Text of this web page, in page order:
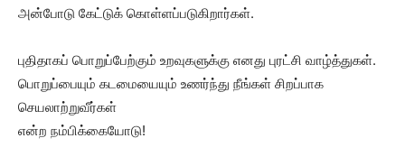
அன்போடு கேட்டுக் கொள்ளப்படுகிறார்கள்.
புதிதாகப் பொறுப்பேற்கும் உறவுகளுக்கு எனது புரட்சி வாழ்த்துகள்.
பொறுப்பையும் கடமையையும் உணர்ந்து நீங்கள் சிறப்பாக
செயலாற்றுவீர்கள்
என்ற நம்பிக்கையோடு!